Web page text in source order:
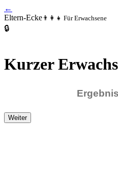
←
Eltern-Ecke 👨‍👩‍👧 Für Erwachsene
🔒
Kurzer
Weiter